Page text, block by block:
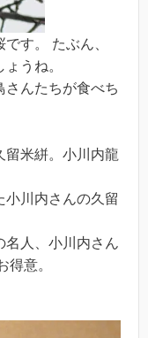
す。 たぶん、
うね。
さんたちが食べち
米絣。小川内龍
川内さんの久留
人、小川内さん
得意。